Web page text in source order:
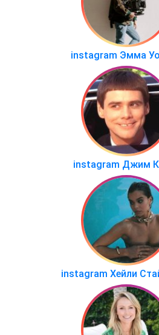
instagram Эмма
instagram Джим
instagram Хейли